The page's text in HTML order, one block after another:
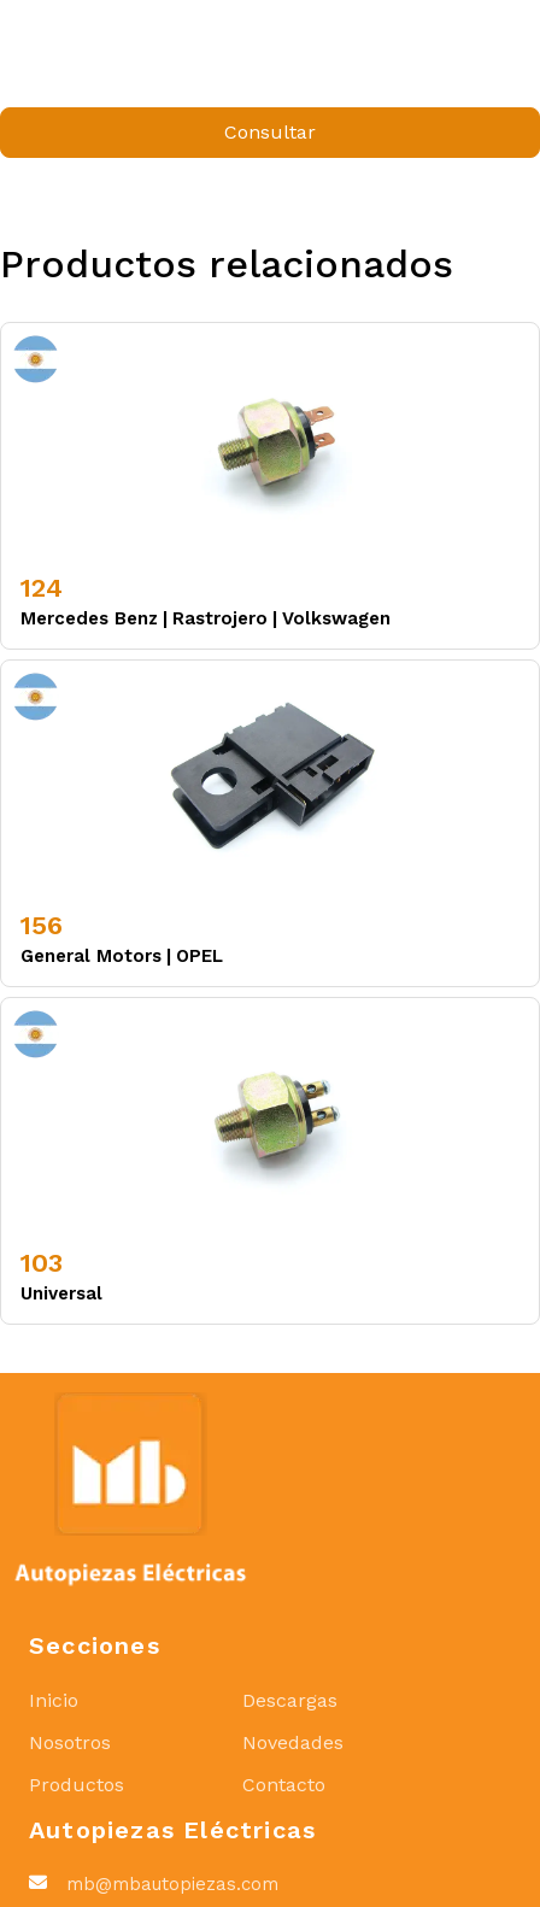
Consultar
Productos relacionados
124
Mercedes Benz | Rastrojero | Volkswagen
156
General Motors | OPEL
103
Universal
Secciones
Inicio
Nosotros
Productos
Descargas
Novedades
Contacto
Autopiezas Eléctricas
mb@mbautopiezas.com